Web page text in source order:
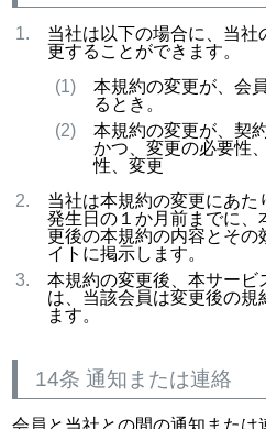
当社は以下の場合に、当
更することができます。
本規約の変更が、会
るとき。
本規約の変更が、契
かつ、変更の必要性
性、変更
当社は本規約の変更にあた
発生日の１か月前までに
更後の本規約の内容とその
イトに掲示します。
本規約の変更後、本サービ
は、当該会員は変更後の規
ます。
14条 通知または連絡
会員と当社との間の通知また